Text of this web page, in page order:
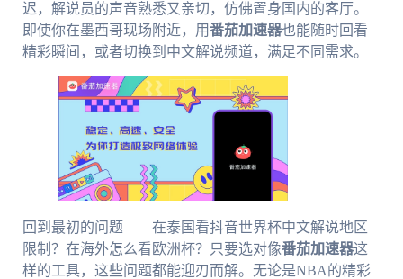
迟，解说员的声音熟悉又亲切，仿佛置身国内的客厅。
即使你在墨西哥现场附近，用番茄加速器也能随时回看
精彩瞬间，或者切换到中文解说频道，满足不同需求。
回到最初的问题——在泰国看抖音世界杯中文解说地区
限制？在海外怎么看欧洲杯？只要选对像番茄加速器这
样的工具，这些问题都能迎刃而解。无论是NBA的精彩